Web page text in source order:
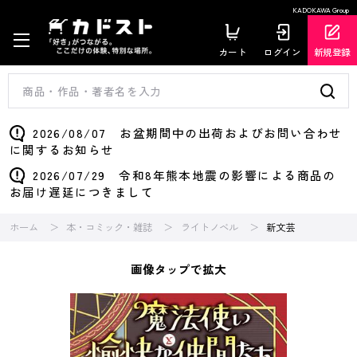
KADOKAWA Group
カート ログイン 新規登録
2026/08/07 お盆期間中の出荷およびお問い合わせ
に関するお知らせ
2026/07/29 令和8年熊本地震の影響による商品の
お届け遅延につきまして
ホーム 本・コミック・雑誌 ライトノベル 新文芸
画像タップで拡大